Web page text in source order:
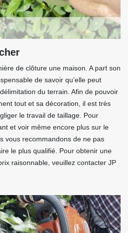
de clôture une maison. A part son
de savoir qu’elle peut
du terrain. Afin de pouvoir
tout et sa décoration, il est très
le travail de taillage. Pour
et voir même encore plus sur le
vous recommandons de ne pas
le plus qualifié. Pour obtenir une
raisonnable, veuillez contacter JP